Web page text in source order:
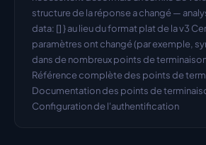
structure de la réponse a changé —
data: [] } au lieu du format plat de la v3
paramètres ont changé (par exemple,
dans de nombreux points de
Référence complète des points de
Documentation des points de
Configuration de l'authentification